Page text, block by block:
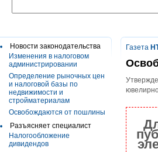
Новости законодательства
Изменения в налоговом
администрировании
Определение рыночных цен
и налоговой базы по
недвижимости и
стройматериалам
Освобождаются от пошлины
Разъясняет специалист
Налогообложение
дивидендов
Газета